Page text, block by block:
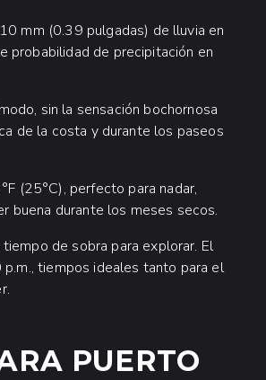
mm (0.39 pulgadas) de lluvia en
probabilidad de precipitación en
sin la sensación bochornosa
de la costa y durante los paseos
(25°C), perfecto para nadar,
buena durante los meses secos.
de sobra para explorar. El
tiempos ideales tanto para el
PUERTO